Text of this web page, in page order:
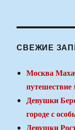
СВЕЖИЕ
Москва
Девушки
городе с
Девушки